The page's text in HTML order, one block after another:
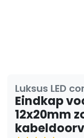
Luksus LED
Eindkap
12x20mm